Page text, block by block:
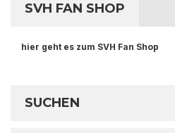
SVH FAN SHOP
hier geht es zum SVH Fan Shop
SUCHEN